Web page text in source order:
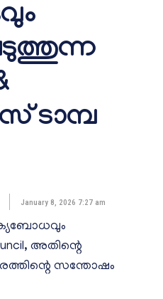
ടാമ്പ
January 8, 2026 7:27 am
അതിന്റെ
സന്തോഷം